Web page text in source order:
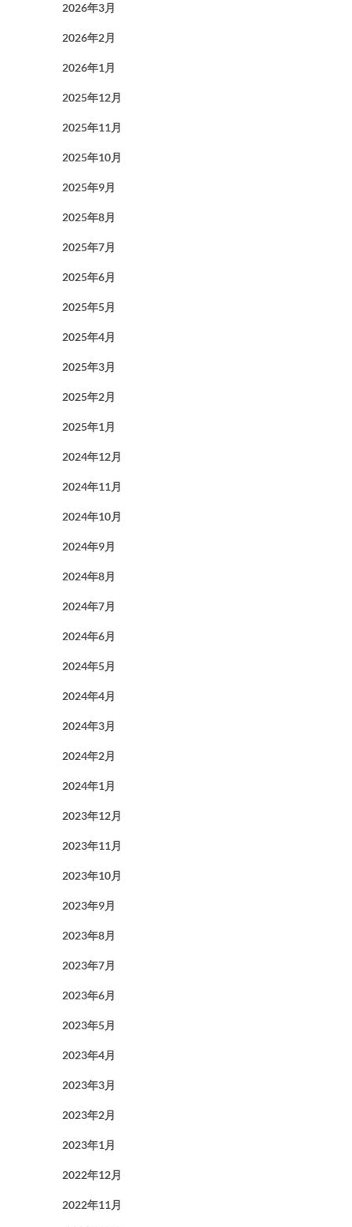
2026年3月
2026年2月
2026年1月
2025年12月
2025年11月
2025年10月
2025年9月
2025年8月
2025年7月
2025年6月
2025年5月
2025年4月
2025年3月
2025年2月
2025年1月
2024年12月
2024年11月
2024年10月
2024年9月
2024年8月
2024年7月
2024年6月
2024年5月
2024年4月
2024年3月
2024年2月
2024年1月
2023年12月
2023年11月
2023年10月
2023年9月
2023年8月
2023年7月
2023年6月
2023年5月
2023年4月
2023年3月
2023年2月
2023年1月
2022年12月
2022年11月